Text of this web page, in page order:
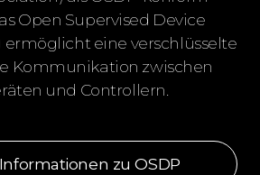
Open Supervised Device
ermöglicht eine verschlüsselte
Kommunikation zwischen
und Controllern.
zu OSDP